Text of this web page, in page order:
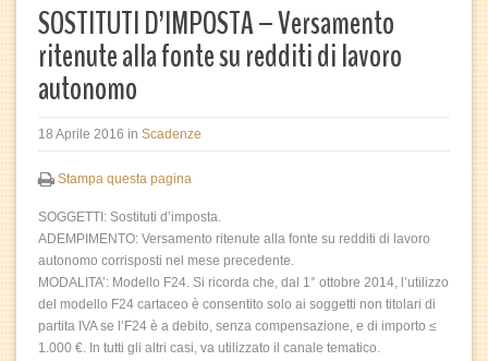
SOSTITUTI D’IMPOSTA – Versamento
ritenute alla fonte su redditi di lavoro
autonomo
18 Aprile 2016 in Scadenze
Stampa questa pagina
SOGGETTI: Sostituti d’imposta.
ADEMPIMENTO: Versamento ritenute alla fonte su redditi di lavoro
autonomo corrisposti nel mese precedente.
MODALITA’: Modello F24. Si ricorda che, dal 1° ottobre 2014, l’utilizzo
del modello F24 cartaceo è consentito solo ai soggetti non titolari di
partita IVA se l’F24 è a debito, senza compensazione, e di importo ≤
1.000 €. In tutti gli altri casi, va utilizzato il canale tematico.